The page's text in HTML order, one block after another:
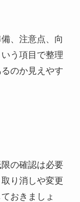
、注意点、向
う項目で整理
のか見えやす
の確認は必要
り消しや変更
おきましょ